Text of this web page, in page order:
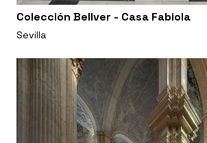
Colección Bellver - Casa Fabiola
Sevilla